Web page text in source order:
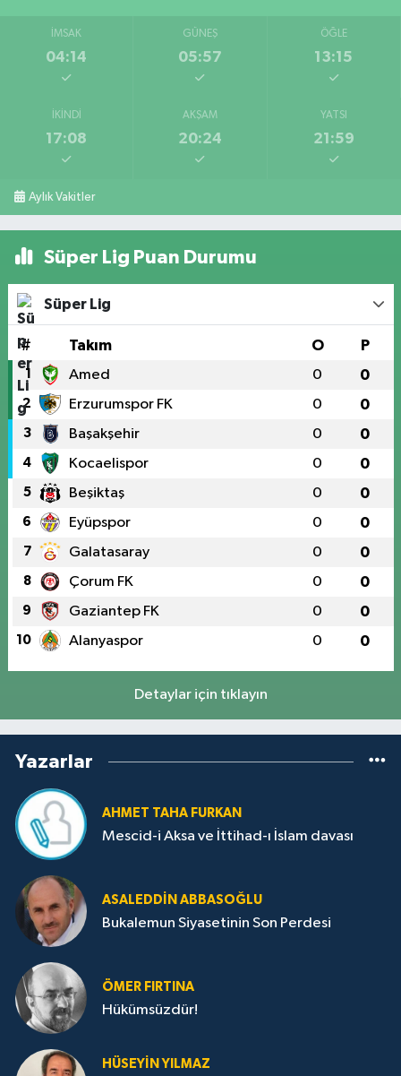
İMSAK
04:14
GÜNEŞ
05:57
ÖĞLE
13:15
İKINDI
17:08
AKŞAM
20:24
YATSI
21:59
Aylık Vakitler
Süper Lig Puan Durumu
Süper Lig
# Takım O P
1 Amed 0 0
2 Erzurumspor FK 0 0
3 Başakşehir 0 0
4 Kocaelispor 0 0
5 Beşiktaş 0 0
6 Eyüpspor 0 0
7 Galatasaray 0 0
8 Çorum FK 0 0
9 Gaziantep FK 0 0
10 Alanyaspor 0 0
Detaylar için tıklayın
Yazarlar
AHMET TAHA FURKAN
Mescid-i Aksa ve İttihad-ı İslam davası
ASALEDDIN ABBASOĞLU
Bukalemun Siyasetinin Son Perdesi
ÖMER FIRTINA
Hükümsüzdür!
HÜSEYIN YILMAZ